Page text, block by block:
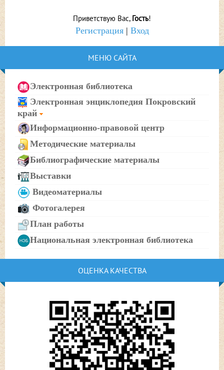
Приветствую Вас, Гость!
Регистрация| Вход
МЕНЮ САЙТА
Электронная библиотека
Электронная энциклопедия Покровский
край
Информационно-правовой центр
Методические материалы
Библиографические материалы
Выставки
Видеоматериалы
Фотогалерея
План работы
Национальная электронная библиотека
ОЦЕНКА КАЧЕСТВА